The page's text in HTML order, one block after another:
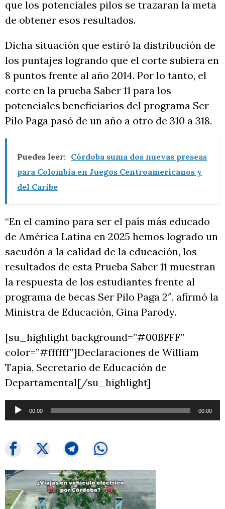
que los potenciales pilos se trazaran la meta
de obtener esos resultados.
Dicha situación que estiró la distribución de
los puntajes logrando que el corte subiera en
8 puntos frente al año 2014. Por lo tanto, el
corte en la prueba Saber 11 para los
potenciales beneficiarios del programa Ser
Pilo Paga pasó de un año a otro de 310 a 318.
Puedes leer: Córdoba suma dos nuevas preseas
para Colombia en Juegos Centroamericanos y
del Caribe
“En el camino para ser el país más educado
de América Latina en 2025 hemos logrado un
sacudón a la calidad de la educación, los
resultados de esta Prueba Saber 11 muestran
la respuesta de los estudiantes frente al
programa de becas Ser Pilo Paga 2″, afirmó la
Ministra de Educación, Gina Parody.
[su_highlight background=”#00BFFF”
color=”#ffffff”]Declaraciones de William
Tapia, Secretario de Educación de
Departamental[/su_highlight]
Reproductor
de
00:00 00:00